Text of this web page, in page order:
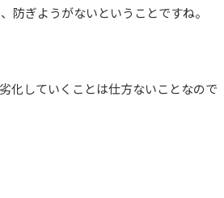
防ぎようがないということですね。
化していくことは仕方ないことなので